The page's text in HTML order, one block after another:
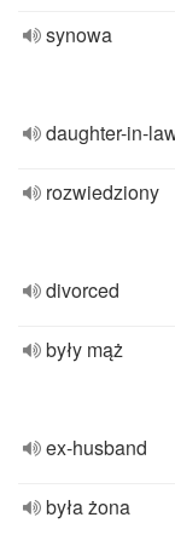
synowa
daughter-in-
rozwiedziony
divorced
były mąż
ex-husband
była żona